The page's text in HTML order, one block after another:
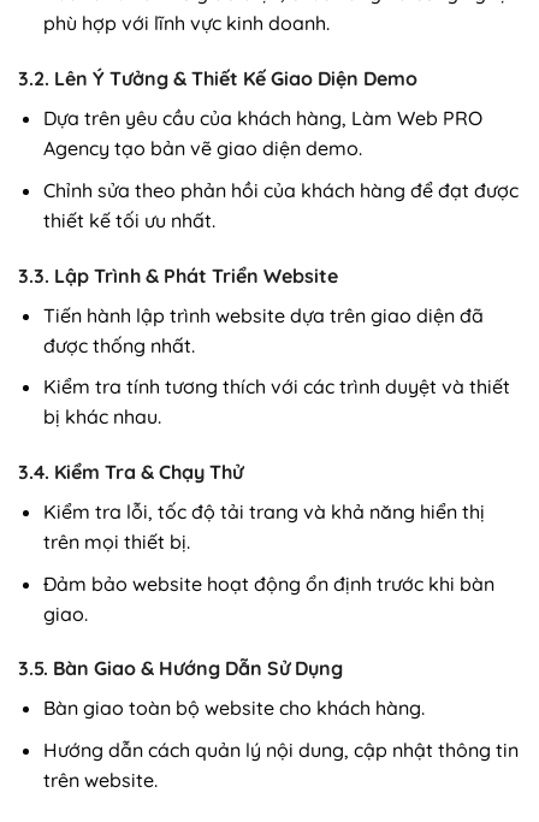
phù hợp với lĩnh vực kinh doanh.
3.2. Lên Ý Tưởng & Thiết Kế Giao Diện Demo
Dựa trên yêu cầu của khách hàng, Làm Web PRO
Agency tạo bản vẽ giao diện demo.
Chỉnh sửa theo phản hồi của khách hàng để đạt được
thiết kế tối ưu nhất.
3.3. Lập Trình & Phát Triển Website
Tiến hành lập trình website dựa trên giao diện đã
được thống nhất.
Kiểm tra tính tương thích với các trình duyệt và thiết
bị khác nhau.
3.4. Kiểm Tra & Chạy Thử
Kiểm tra lỗi, tốc độ tải trang và khả năng hiển thị
trên mọi thiết bị.
Đảm bảo website hoạt động ổn định trước khi bàn
giao.
3.5. Bàn Giao & Hướng Dẫn Sử Dụng
Bàn giao toàn bộ website cho khách hàng.
Hướng dẫn cách quản lý nội dung, cập nhật thông tin
trên website.